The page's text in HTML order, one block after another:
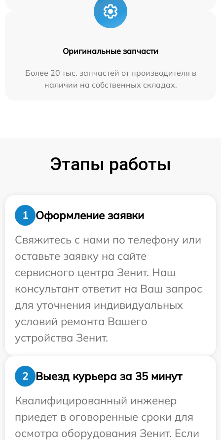
Оригинальные запчасти
Более 20 тыс. запчастей от производителя в
наличии на собственных складах.
Этапы работы
1
Оформление заявки
Свяжитесь с нами по телефону или
оставьте заявку на сайте
сервисного центра Зенит. Наш
консультант ответит на Ваш запрос
для уточнения индивидуальных
условий ремонта Вашего
устройства Зенит.
2
Выезд курьера за 35 минут
Квалифицированный инженер
приедет в оговоренные сроки для
осмотра оборудования Зенит. Если